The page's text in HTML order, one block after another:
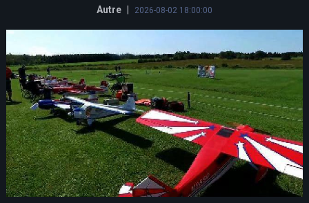
Autre 2026-08-02 18:00:00